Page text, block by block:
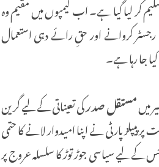
مطالبات کو تسلیم کر لیا گیا ہے۔ اب کیمپوں میں مقیم وہ
کروانے اور حقِ رائے دہی استعمال
جا رہا ہے۔
میںمستقل صدرکی تعیناتی کے لیے گرین
پارٹی نے اپنا امیدوار لانے کا حتمی
کے لیے سیاسی جوڑ توڑ کا سلسلہ عروج پر